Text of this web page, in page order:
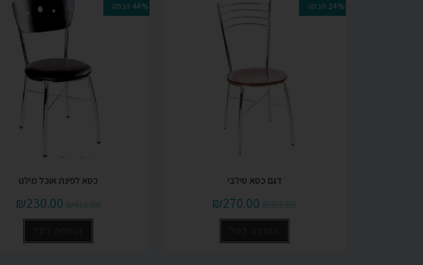
24% הנחה
דגם כסא סילבי
₪355.00
₪270.00
44% הנחה
כסא לפינת אוכל מילנו
₪414.00
₪230.00